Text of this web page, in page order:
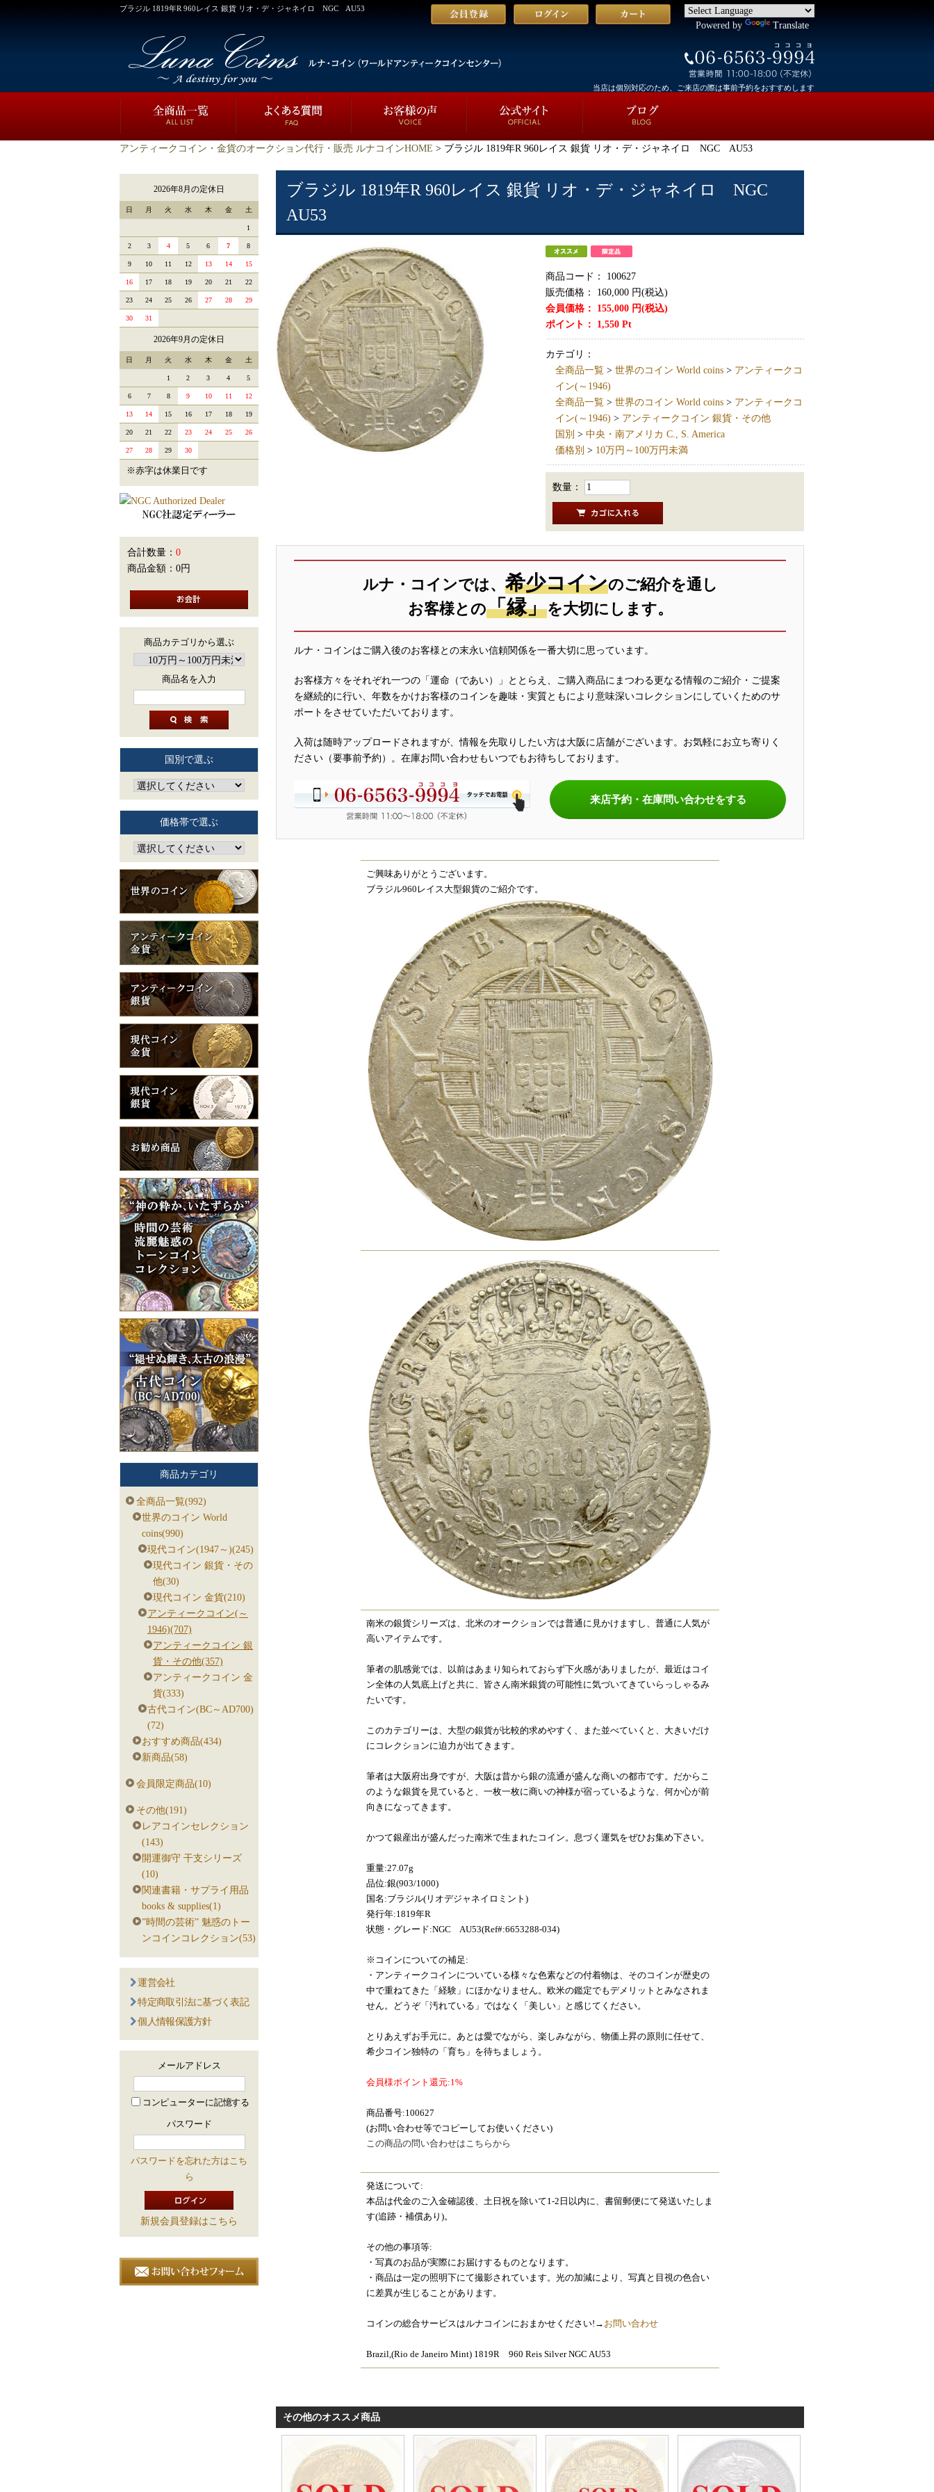
ブラジル 1819年R 960レイス 銀貨 リオ・デ・ジャネイロ NGC AU53
Powered by Translate
当店は個別対応のため、ご来店の際は事前予約をおすすめします
アンティークコイン・金貨のオークション代行・販売 ルナコインHOME > ブラジル 1819年R 960レイス 銀貨 リオ・デ・ジャネイロ NGC AU53
ブラジル 1819年R 960レイス 銀貨 リオ・デ・ジャネイロ NGC
AU53
商品コード：
100627
販売価格：
160,000 円(税込)
会員価格：
155,000円(税込)
ポイント： 1,550Pt
カテゴリ：
全商品一覧> 世界のコイン World coins> アンティークコ
イン(～1946)
全商品一覧> 世界のコイン World coins> アンティークコ
イン(～1946) > アンティークコイン 銀貨・その他
国別 > 中央・南アメリカ C., S. America
価格別 > 10万円～100万円未満
数量：
ルナ・コインでは、 希少コインのご紹介を通し
お客様との「縁」を大切にします。
ルナ・コインはご購入後のお客様との末永い信頼関係を一番大切に思っています。
お客様方々をそれぞれ一つの「運命（であい）」ととらえ、ご購入商品にまつわる更なる情報のご紹介・ご提案
を継続的に行い、年数をかけお客様のコインを趣味・実質ともにより意味深いコレクションにしていくためのサ
ポートをさせていただいております。
入荷は随時アップロードされますが、情報を先取りしたい方は大阪に店舗がございます。お気軽にお立ち寄りく
ださい（要事前予約）。在庫お問い合わせもいつでもお待ちしております。
来店予約・在庫問い合わせをする
ご興味ありがとうございます。
ブラジル960レイス大型銀貨のご紹介です。
南米の銀貨シリーズは、北米のオークションでは普通に見かけますし、普通に人気が
高いアイテムです。
筆者の肌感覚では、以前はあまり知られておらず下火感がありましたが、最近はコイ
ン全体の人気底上げと共に、皆さん南米銀貨の可能性に気づいてきていらっしゃるみ
たいです。
このカテゴリーは、大型の銀貨が比較的求めやすく、また並べていくと、大きいだけ
にコレクションに迫力が出てきます。
筆者は大阪府出身ですが、大阪は昔から銀の流通が盛んな商いの都市です。だからこ
のような銀貨を見ていると、一枚一枚に商いの神様が宿っているような、何か心が前
向きになってきます。
かつて銀産出が盛んだった南米で生まれたコイン。息づく運気をぜひお集め下さい。
重量:27.07g
品位:銀(903/1000)
国名:ブラジル(リオデジャネイロミント)
発行年:1819年R
状態・グレード:NGC AU53(Ref#:6653288-034)
※コインについての補足:
・アンティークコインについている様々な色素などの付着物は、そのコインが歴史の
中で重ねてきた「経験」にほかなりません。欧米の鑑定でもデメリットとみなされま
せん。どうぞ「汚れている」ではなく「美しい」と感じてください。
とりあえずお手元に。あとは愛でながら、楽しみながら、物価上昇の原則に任せて、
希少コイン独特の「育ち」を待ちましょう。
会員様ポイント還元:1%
商品番号:100627
(お問い合わせ等でコピーしてお使いください)
この商品の問い合わせはこちらから
発送について:
本品は代金のご入金確認後、土日祝を除いて1-2日以内に、書留郵便にて発送いたしま
す(追跡・補償あり)。
その他の事項等:
・写真のお品が実際にお届けするものとなります。
・商品は一定の照明下にて撮影されています。光の加減により、写真と目視の色合い
に差異が生じることがあります。
コインの総合サービスはルナコインにおまかせください!→ お問い合わせ
Brazil,(Rio de Janeiro Mint) 1819R 960 Reis Silver NGC AU53
その他のオススメ商品
2026年8月の定休日
日 月 火 水 木 金 土
1
2 3 4 5 6 7 8
9 10 11 12 13 14 15
16 17 18 19 20 21 22
23 24 25 26 27 28 29
30 31
2026年9月の定休日
日 月 火 水 木 金 土
1 2 3 4 5
6 7 8 9 10 11 12
13 14 15 16 17 18 19
20 21 22 23 24 25 26
27 28 29 30
※赤字は休業日です
合計数量： 0
商品金額： 0円
商品カテゴリから選ぶ
商品名を入力
国別で選ぶ
価格帯で選ぶ
商品カテゴリ
全商品一覧(992)
世界のコイン World
coins(990)
現代コイン(1947～)(245)
現代コイン 銀貨・その
他(30)
現代コイン 金貨(210)
アンティークコイン(～
1946)(707)
アンティークコイン 銀
貨・その他(357)
アンティークコイン 金
貨(333)
古代コイン(BC～AD700)
(72)
おすすめ商品(434)
新商品(58)
会員限定商品(10)
その他(191)
レアコインセレクション
(143)
開運御守 干支シリーズ
(10)
関連書籍・サプライ用品
books & supplies(1)
”時間の芸術” 魅惑のトー
ンコインコレクション(53)
運営会社
特定商取引法に基づく表記
個人情報保護方針
メールアドレス
コンピューターに記憶する
パスワード
パスワードを忘れた方はこち
ら
新規会員登録はこちら